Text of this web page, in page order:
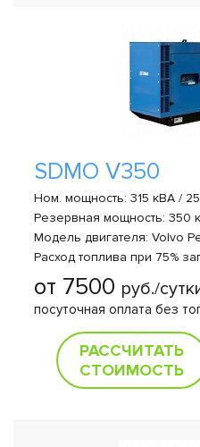
SDMO V350
Ном. мощность: 315 кВА /
Резервная мощность: 350
Модель двигателя: Volvo
Расход топлива при 75%
от 7500 руб./
посуточная оплата без
РАССЧИТАТЬ
СТОИМОСТЬ